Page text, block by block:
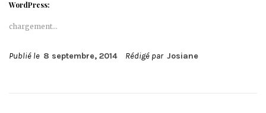
WordPress:
chargement…
Publié le 8 septembre, 2014 Rédigé par Josiane